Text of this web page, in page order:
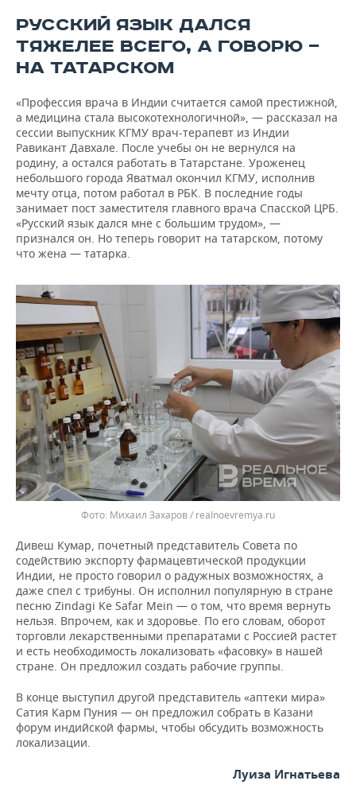
РУССКИЙ ЯЗЫК ДАЛСЯ
ТЯЖЕЛЕЕ ВСЕГО, А ГОВОРЮ —
НА ТАТАРСКОМ
«Профессия врача в Индии считается самой престижной,
а медицина стала высокотехнологичной», — рассказал на
сессии выпускник КГМУ врач-терапевт из Индии
Равикант Давхале. После учебы он не вернулся на
родину, а остался работать в Татарстане. Уроженец
небольшого города Яватмал окончил КГМУ, исполнив
мечту отца, потом работал в РБК. В последние годы
занимает пост заместителя главного врача Спасской ЦРБ.
«Русский язык дался мне с большим трудом», —
признался он. Но теперь говорит на татарском, потому
что жена — татарка.
Михаил Захаров / realnoevremya.ru
Дивеш Кумар, почетный представитель Совета по
содействию экспорту фармацевтической продукции
Индии, не просто говорил о радужных возможностях, а
даже спел с трибуны. Он исполнил популярную в стране
песню Zindagi Ke Safar Mein — о том, что время вернуть
нельзя. Впрочем, как и здоровье. По его словам, оборот
торговли лекарственными препаратами с Россией растет
и есть необходимость локализовать «фасовку» в нашей
стране. Он предложил создать рабочие группы.
В конце выступил другой представитель «аптеки мира»
Сатия Карм Пуния — он предложил собрать в Казани
форум индийской фармы, чтобы обсудить возможность
локализации.
Луиза Игнатьева